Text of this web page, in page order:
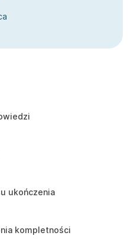
ukończenia
kompletności